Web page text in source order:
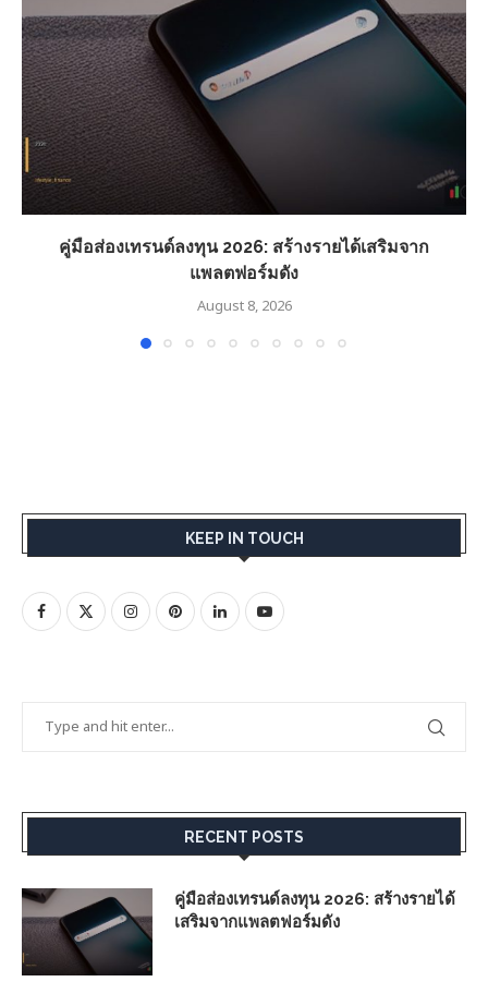
คู่มือส่องเทรนด์ลงทุน 2026: สร้างรายได้เสริมจาก
แพลตฟอร์มดัง
August 8, 2026
KEEP IN TOUCH
RECENT POSTS
คู่มือส่องเทรนด์ลงทุน 2026: สร้างรายได้
เสริมจากแพลตฟอร์มดัง